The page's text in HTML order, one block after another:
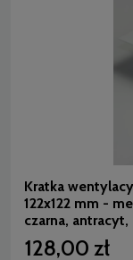
Kratka
122x122 mm -
czarna,
128,00 zł